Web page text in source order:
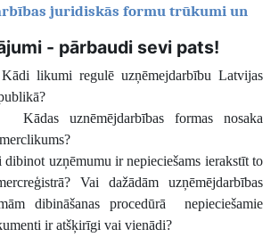
juridiskās formu trūkumi un
- pārbaudi sevi pats!
Kādi likumi regulē uzņēmejdarbību Latvijas
Kādas uznēmējdarbības formas nosaka
dibinot uzņēmumu ir nepieciešams ierakstīt to
Vai dažādām uzņēmējdarbības
dibināšanas procedūrā nepieciešamie
ir atšķirīgi vai vienādi?